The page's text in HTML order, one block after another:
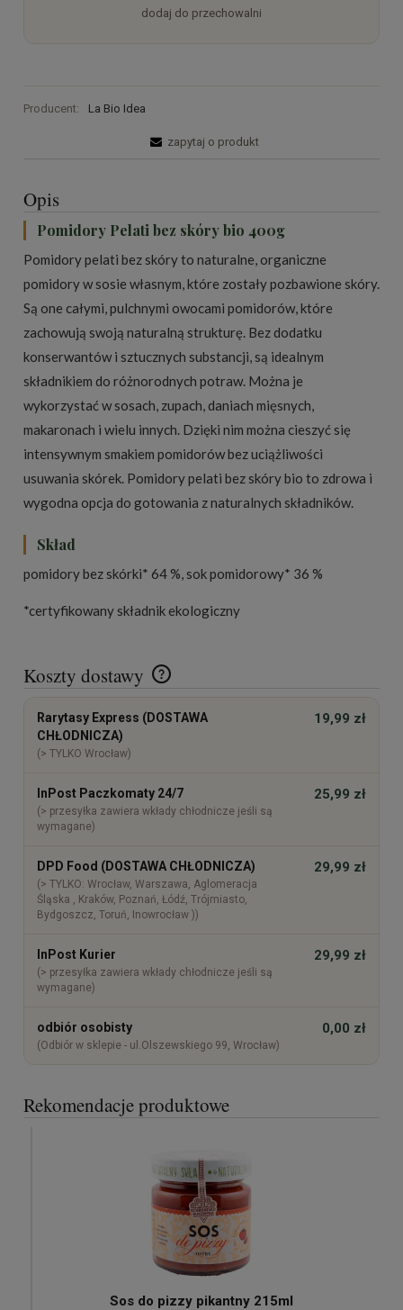
dodaj do przechowalni
Producent: La Bio Idea
zapytaj o produkt
Opis
Pomidory Pelati bez skóry bio 400g
Pomidory pelati bez skóry to naturalne, organiczne
pomidory w sosie własnym, które zostały pozbawione skóry.
Są one całymi, pulchnymi owocami pomidorów, które
zachowują swoją naturalną strukturę. Bez dodatku
konserwantów i sztucznych substancji, są idealnym
składnikiem do różnorodnych potraw. Można je
wykorzystać w sosach, zupach, daniach mięsnych,
makaronach i wielu innych. Dzięki nim można cieszyć się
intensywnym smakiem pomidorów bez uciążliwości
usuwania skórek. Pomidory pelati bez skóry bio to zdrowa i
wygodna opcja do gotowania z naturalnych składników.
Skład
pomidory bez skórki* 64 %, sok pomidorowy* 36 %
*certyfikowany składnik ekologiczny
Koszty dostawy
Cena nie zawiera ewentualnych kosztów płatności
Rarytasy Express (DOSTAWA
CHŁODNICZA)
(> TYLKO Wrocław)
19,99 zł
InPost Paczkomaty 24/7
(> przesyłka zawiera wkłady chłodnicze jeśli są
wymagane)
25,99 zł
DPD Food (DOSTAWA CHŁODNICZA)
(> TYLKO: Wrocław, Warszawa, Aglomeracja
Śląska , Kraków, Poznań, Łódź, Trójmiasto,
Bydgoszcz, Toruń, Inowrocław ))
29,99 zł
InPost Kurier
(> przesyłka zawiera wkłady chłodnicze jeśli są
wymagane)
29,99 zł
odbiór osobisty
(Odbiór w sklepie - ul.Olszewskiego 99, Wrocław)
0,00 zł
Rekomendacje produktowe
Sos do pizzy pikantny 215ml